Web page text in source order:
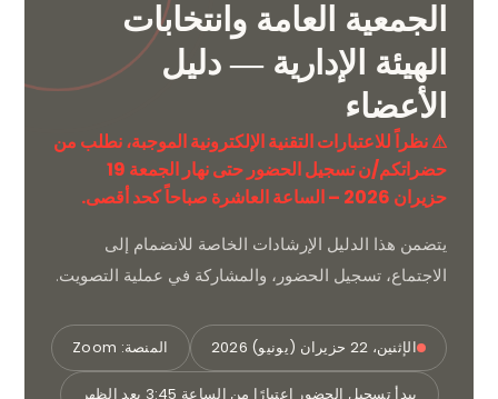
الجمعية العامة وانتخابات
الهيئة الإدارية — دليل
الأعضاء
⚠ نظراً للاعتبارات التقنية الإلكترونية الموجبة، نطلب من
حضراتكم/ن تسجيل الحضور حتى نهار الجمعة 19
حزيران 2026 – الساعة العاشرة صباحاً كحد أقصى.
يتضمن هذا الدليل الإرشادات الخاصة للانضمام إلى
الاجتماع، تسجيل الحضور، والمشاركة في عملية التصويت.
الإثنين، 22 حزيران (يونيو) 2026 المنصة: Zoom
يبدأ تسجيل الحضور اعتبارًا من الساعة 3:45 بعد الظهر